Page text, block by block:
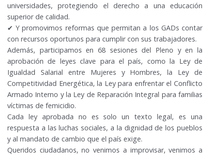
universidades, protegiendo el derecho a una educación
superior de calidad.
✔ Y promovimos reformas que permitan a los GADs contar
con recursos oportunos para cumplir con sus trabajadores.
Además, participamos en 68 sesiones del Pleno y en la
aprobación de leyes clave para el país, como la Ley de
Igualdad Salarial entre Mujeres y Hombres, la Ley de
Competitividad Energética, la Ley para enfrentar el Conflicto
Armado Interno y la Ley de Reparación Integral para familias
víctimas de femicidio.
Cada ley aprobada no es solo un texto legal, es una
respuesta a las luchas sociales, a la dignidad de los pueblos
y al mandato de cambio que el país exige.
Queridos ciudadanos, no venimos a improvisar, venimos a